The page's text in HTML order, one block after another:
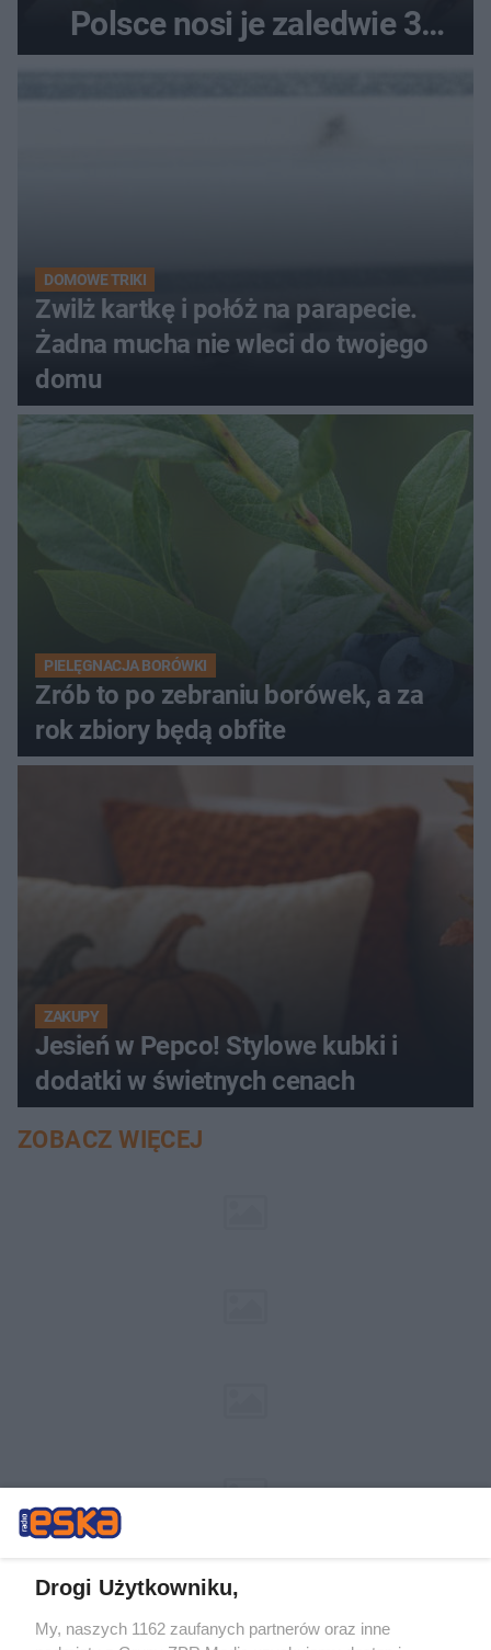
Polsce nosi je zaledwie 3
DOMOWE TRIKI
Zwilż kartkę i połóż na parapecie.
Żadna mucha nie wleci do twojego
domu
PIELĘGNACJA BORÓWKI
Zrób to po zebraniu borówek, a za
rok zbiory będą obfite
ZAKUPY
Jesień w Pepco! Stylowe kubki i
dodatki w świetnych cenach
ZOBACZ WIĘCEJ
Drogi Użytkowniku,
My, naszych 1162 zaufanych partnerów oraz inne